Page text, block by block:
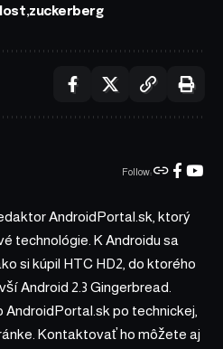
zuckerberg
Follow:
AndroidPortal.sk, ktorý
technológie. K Androidu sa
si kúpil HTC HD2, do ktorého
Android 2.3 Gingerbread.
po technickej,
Kontaktovať ho môžete aj